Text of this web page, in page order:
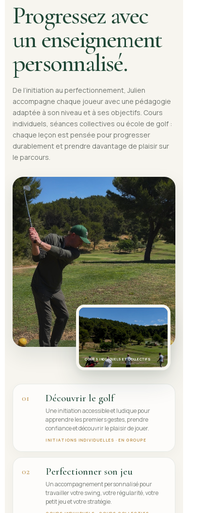
Progressez avec
un enseignement
personnalisé.
De l’initiation au perfectionnement, Julien
accompagne chaque joueur avec une pédagogie
adaptée à son niveau et à ses objectifs. Cours
individuels, séances collectives ou école de golf :
chaque leçon est pensée pour progresser
durablement et prendre davantage de plaisir sur
le parcours.
COURS INDIVIDUELS ET COLLECTIFS
01 Découvrir le golf
Une initiation accessible et ludique pour
apprendre les premiers gestes, prendre
confiance et découvrir le plaisir de jouer.
INITIATIONS INDIVIDUELLES · EN GROUPE
02 Perfectionner son jeu
Un accompagnement personnalisé pour
travailler votre swing, votre régularité, votre
petit jeu et votre stratégie.